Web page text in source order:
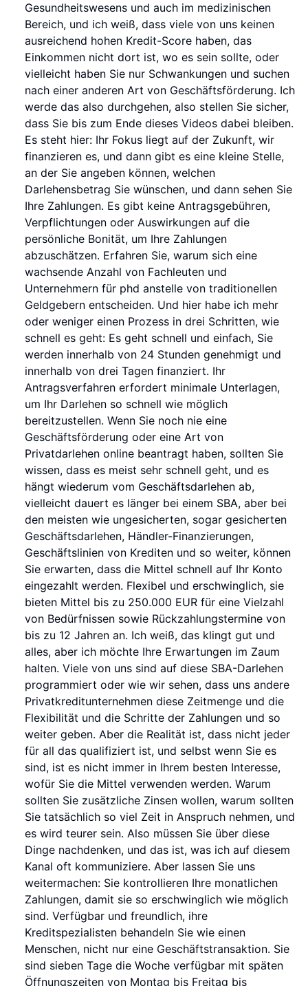
Gesundheitswesens und auch im medizinischen
Bereich, und ich weiß, dass viele von uns keinen
ausreichend hohen Kredit-Score haben, das
Einkommen nicht dort ist, wo es sein sollte, oder
vielleicht haben Sie nur Schwankungen und suchen
nach einer anderen Art von Geschäftsförderung. Ich
werde das also durchgehen, also stellen Sie sicher,
dass Sie bis zum Ende dieses Videos dabei bleiben.
Es steht hier: Ihr Fokus liegt auf der Zukunft, wir
finanzieren es, und dann gibt es eine kleine Stelle,
an der Sie angeben können, welchen
Darlehensbetrag Sie wünschen, und dann sehen Sie
Ihre Zahlungen. Es gibt keine Antragsgebühren,
Verpflichtungen oder Auswirkungen auf die
persönliche Bonität, um Ihre Zahlungen
abzuschätzen. Erfahren Sie, warum sich eine
wachsende Anzahl von Fachleuten und
Unternehmern für phd anstelle von traditionellen
Geldgebern entscheiden. Und hier habe ich mehr
oder weniger einen Prozess in drei Schritten, wie
schnell es geht: Es geht schnell und einfach, Sie
werden innerhalb von 24 Stunden genehmigt und
innerhalb von drei Tagen finanziert. Ihr
Antragsverfahren erfordert minimale Unterlagen,
um Ihr Darlehen so schnell wie möglich
bereitzustellen. Wenn Sie noch nie eine
Geschäftsförderung oder eine Art von
Privatdarlehen online beantragt haben, sollten Sie
wissen, dass es meist sehr schnell geht, und es
hängt wiederum vom Geschäftsdarlehen ab,
vielleicht dauert es länger bei einem SBA, aber bei
den meisten wie ungesicherten, sogar gesicherten
Geschäftsdarlehen, Händler-Finanzierungen,
Geschäftslinien von Krediten und so weiter, können
Sie erwarten, dass die Mittel schnell auf Ihr Konto
eingezahlt werden. Flexibel und erschwinglich, sie
bieten Mittel bis zu 250.000 EUR für eine Vielzahl
von Bedürfnissen sowie Rückzahlungstermine von
bis zu 12 Jahren an. Ich weiß, das klingt gut und
alles, aber ich möchte Ihre Erwartungen im Zaum
halten. Viele von uns sind auf diese SBA-Darlehen
programmiert oder wie wir sehen, dass uns andere
Privatkreditunternehmen diese Zeitmenge und die
Flexibilität und die Schritte der Zahlungen und so
weiter geben. Aber die Realität ist, dass nicht jeder
für all das qualifiziert ist, und selbst wenn Sie es
sind, ist es nicht immer in Ihrem besten Interesse,
wofür Sie die Mittel verwenden werden. Warum
sollten Sie zusätzliche Zinsen wollen, warum sollten
Sie tatsächlich so viel Zeit in Anspruch nehmen, und
es wird teurer sein. Also müssen Sie über diese
Dinge nachdenken, und das ist, was ich auf diesem
Kanal oft kommuniziere. Aber lassen Sie uns
weitermachen: Sie kontrollieren Ihre monatlichen
Zahlungen, damit sie so erschwinglich wie möglich
sind. Verfügbar und freundlich, ihre
Kreditspezialisten behandeln Sie wie einen
Menschen, nicht nur eine Geschäftstransaktion. Sie
sind sieben Tage die Woche verfügbar mit späten
Öffnungszeiten von Montag bis Freitag bis